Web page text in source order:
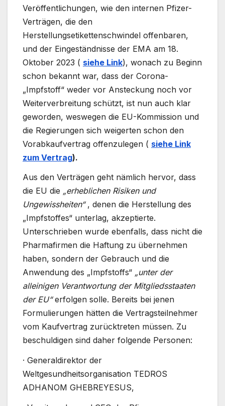
Veröffentlichungen, wie den internen Pfizer-
Verträgen, die den
Herstellungsetikettenschwindel offenbaren,
und der Eingeständnisse der EMA am 18.
Oktober 2023 ( siehe Link), wonach zu Beginn
schon bekannt war, dass der Corona-
„Impfstoff“ weder vor Ansteckung noch vor
Weiterverbreitung schützt, ist nun auch klar
geworden, weswegen die EU-Kommission und
die Regierungen sich weigerten schon den
Vorabkaufvertrag offenzulegen ( siehe Link
zum Vertrag).
Aus den Verträgen geht nämlich hervor, dass
die EU die „erheblichen Risiken und
Ungewissheiten“, denen die Herstellung des
„Impfstoffes“ unterlag, akzeptierte.
Unterschrieben wurde ebenfalls, dass nicht die
Pharmafirmen die Haftung zu übernehmen
haben, sondern der Gebrauch und die
Anwendung des „Impfstoffs“ „unter der
alleinigen Verantwortung der Mitgliedsstaaten
der EU“erfolgen solle. Bereits bei jenen
Formulierungen hätten die Vertragsteilnehmer
vom Kaufvertrag zurücktreten müssen. Zu
beschuldigen sind daher folgende Personen:
· Generaldirektor der
Weltgesundheitsorganisation TEDROS
ADHANOM GHEBREYESUS,